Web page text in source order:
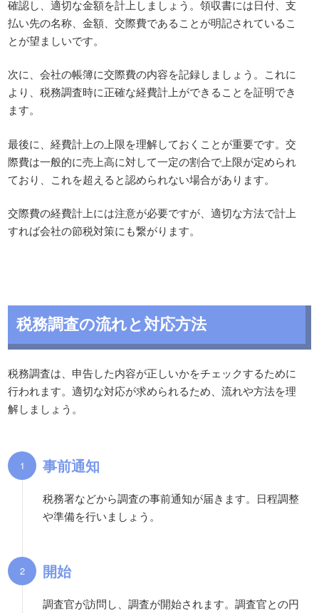
確認し、適切な金額を計上しましょう。領収書には日付、支
払い先の名称、金額、交際費であることが明記されているこ
とが望ましいです。
次に、会社の帳簿に交際費の内容を記録しましょう。これに
より、税務調査時に正確な経費計上ができることを証明でき
ます。
最後に、経費計上の上限を理解しておくことが重要です。交
際費は一般的に売上高に対して一定の割合で上限が定められ
ており、これを超えると認められない場合があります。
交際費の経費計上には注意が必要ですが、適切な方法で計上
すれば会社の節税対策にも繋がります。
税務調査の流れと対応方法
税務調査は、申告した内容が正しいかをチェックするために
行われます。適切な対応が求められるため、流れや方法を理
解しましょう。
事前通知
税務署などから調査の事前通知が届きます。日程調整
や準備を行いましょう。
開始
調査官が訪問し、調査が開始されます。調査官との円